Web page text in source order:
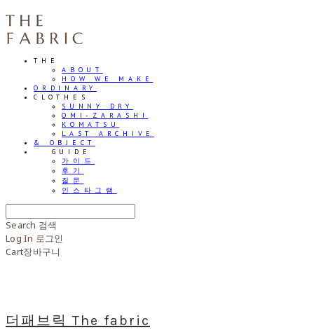
THE
ABOUT
HOW WE MAKE
ORDINARY
CLOTHES
SUNNY DRY
OMI-ZARASHI
KOMATSU
LAST ARCHIVE
& OBJECT
⠀⠀GUIDE
가이드
후기
질문
인스타그램
Search 검색
Log In 로그인
Cart장바구니
더패브릭 The fabric